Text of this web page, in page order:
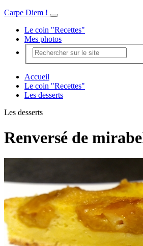
Carpe Diem !
Le coin "Recettes"
Mes photos
Accueil
Le coin "Recettes"
Les desserts
Les desserts
Renversé de